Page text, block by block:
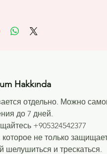
- 3. 5 см!!!
Hakkında
отдельно. Можно
до 7 дней.
+905324542377
которое не только
шелушиться и трескаться.